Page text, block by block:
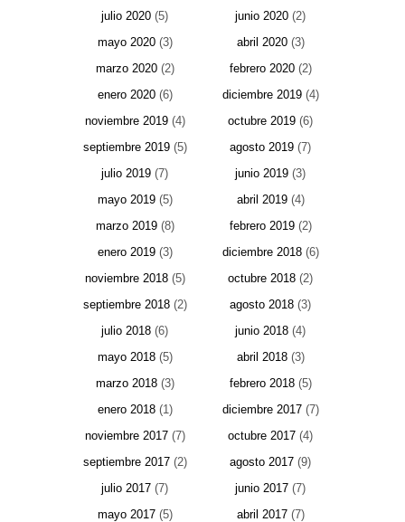
julio 2020 (5) junio 2020 (2)
mayo 2020(3) abril 2020(3)
marzo 2020(2) febrero 2020(2)
enero 2020(6) diciembre 2019(4)
noviembre 2019(4) octubre 2019 (6)
septiembre 2019(5) agosto 2019 (7)
julio 2019 (7) junio 2019 (3)
mayo 2019(5) abril 2019(4)
marzo 2019(8) febrero 2019(2)
enero 2019(3) diciembre 2018(6)
noviembre 2018(5) octubre 2018 (2)
septiembre 2018(2) agosto 2018 (3)
julio 2018 (6) junio 2018 (4)
mayo 2018(5) abril 2018(3)
marzo 2018(3) febrero 2018(5)
enero 2018(1) diciembre 2017(7)
noviembre 2017(7) octubre 2017 (4)
septiembre 2017(2) agosto 2017 (9)
julio 2017 (7) junio 2017 (7)
mayo 2017(5) abril 2017(7)